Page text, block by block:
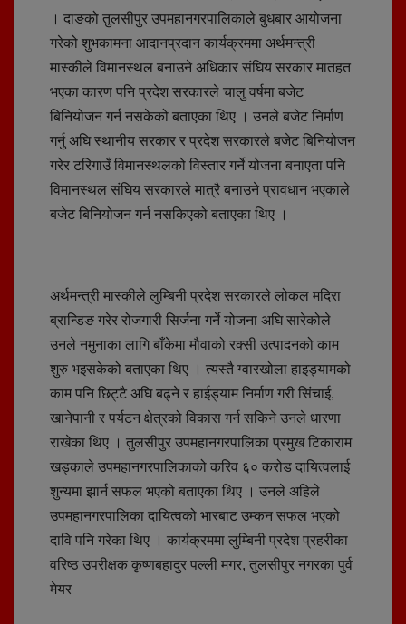
। दाङको तुलसीपुर उपमहानगरपालिकाले बुधबार आयोजना
गरेको शुभकामना आदानप्रदान कार्यक्रममा अर्थमन्त्री
मास्कीले विमानस्थल बनाउने अधिकार संघिय सरकार मातहत
भएका कारण पनि प्रदेश सरकारले चालु वर्षमा बजेट
बिनियोजन गर्न नसकेको बताएका थिए । उनले बजेट निर्माण
गर्नु अघि स्थानीय सरकार र प्रदेश सरकारले बजेट बिनियोजन
गरेर टरिगाउँ विमानस्थलको विस्तार गर्ने योजना बनाएता पनि
विमानस्थल संघिय सरकारले मात्रै बनाउने प्रावधान भएकाले
बजेट बिनियोजन गर्न नसकिएको बताएका थिए ।
अर्थमन्त्री मास्कीले लुम्बिनी प्रदेश सरकारले लोकल मदिरा
ब्रान्डिङ गरेर रोजगारी सिर्जना गर्ने योजना अघि सारेकोले
उनले नमुनाका लागि बाँकेमा मौवाको रक्सी उत्पादनको काम
शुरु भइसकेको बताएका थिए । त्यस्तै ग्वारखोला हाइड्यामको
काम पनि छिट्टै अघि बढ्ने र हाईड्याम निर्माण गरी सिंचाई,
खानेपानी र पर्यटन क्षेत्रको विकास गर्न सकिने उनले धारणा
राखेका थिए । तुलसीपुर उपमहानगरपालिका प्रमुख टिकाराम
खड्काले उपमहानगरपालिकाको करिव ६० करोड दायित्वलाई
शुन्यमा झार्न सफल भएको बताएका थिए । उनले अहिले
उपमहानगरपालिका दायित्वको भारबाट उम्कन सफल भएको
दावि पनि गरेका थिए । कार्यक्रममा लुम्बिनी प्रदेश प्रहरीका
वरिष्ठ उपरीक्षक कृष्णबहादुर पल्ली मगर, तुलसीपुर नगरका पुर्व
मेयर